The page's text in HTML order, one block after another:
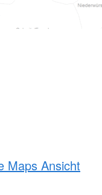
Maps Ansicht